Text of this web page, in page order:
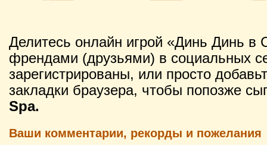
Делитесь онлайн игрой «Динь Динь в
френдами (друзьями) в социальных
зарегистрированы, или просто
закладки браузера, чтобы попозже
Spa.
Ваши комментарии, рекорды и пожелания